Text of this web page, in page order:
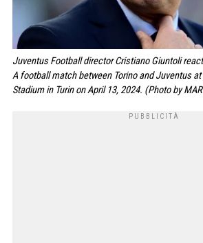
Juventus Football director Cristiano Giuntoli
A football match between Torino and Juventus at
Stadium in Turin on April 13, 2024. (Photo by